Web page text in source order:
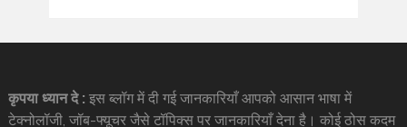
कृपया ध्यान दे : इस ब्लॉग में दी गई जानकारियाँ आपको आसान भाषा में
टेक्नोलॉजी, जॉब-फ्यूचर जैसे टॉपिक्स पर जानकारियाँ देना है। कोई ठोस कदम